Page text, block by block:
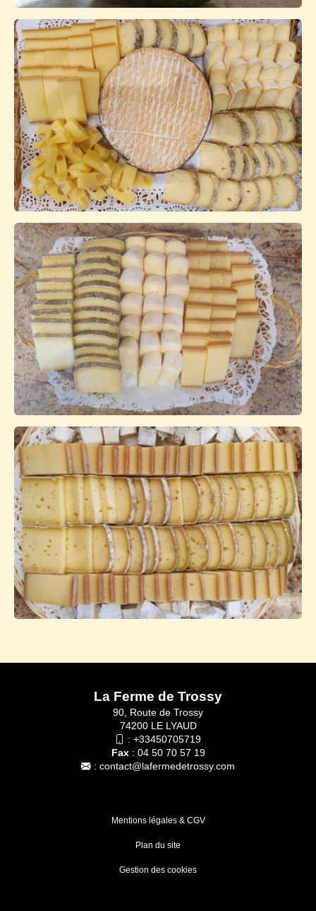
La Ferme de Trossy
90, Route de Trossy
74200 LE LYAUD
: +33450705719
Fax: 04 50 70 57 19
: contact@lafermedetrossy.com
Mentions légales & CGV
Plan du site
Gestion des cookies